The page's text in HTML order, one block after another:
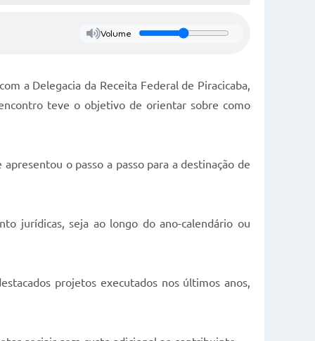
Volume
a Delegacia da Receita Federal de Piracicaba,
teve o objetivo de orientar sobre como
o passo a passo para a destinação de
jurídicas, seja ao longo do ano-calendário ou
projetos executados nos últimos anos,